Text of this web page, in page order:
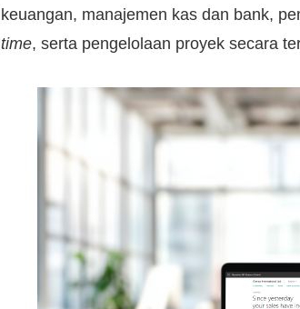
keuangan, manajemen kas dan bank,
time, serta pengelolaan proyek secara